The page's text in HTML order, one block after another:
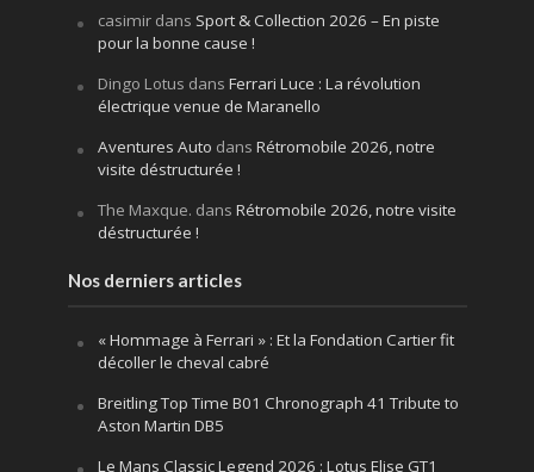
casimirdans Sport & Collection 2026 – En piste
pour la bonne cause !
Dingo Lotus dans Ferrari Luce : La révolution
électrique venue de Maranello
Aventures Auto dans Rétromobile 2026, notre
visite déstructurée !
The Maxque. dans Rétromobile 2026, notre visite
déstructurée !
Nos derniers articles
« Hommage à Ferrari » : Et la Fondation Cartier fit
décoller le cheval cabré
Breitling Top Time B01 Chronograph 41 Tribute to
Aston Martin DB5
Le Mans Classic Legend 2026 : Lotus Elise GT1